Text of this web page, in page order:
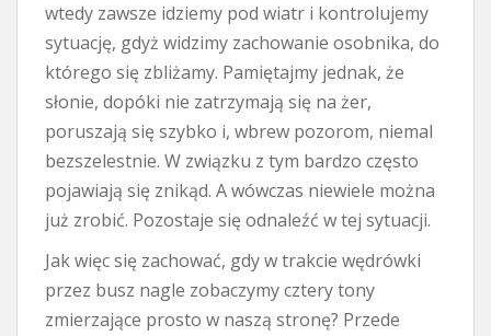
wtedy zawsze idziemy pod wiatr i kontrolujemy
sytuację, gdyż widzimy zachowanie osobnika, do
którego się zbliżamy. Pamiętajmy jednak, że
słonie, dopóki nie zatrzymają się na żer,
poruszają się szybko i, wbrew pozorom, niemal
bezszelestnie. W związku z tym bardzo często
pojawiają się znikąd. A wówczas niewiele można
już zrobić. Pozostaje się odnaleźć w tej sytuacji.
Jak więc się zachować, gdy w trakcie wędrówki
przez busz nagle zobaczymy cztery tony
zmierzające prosto w naszą stronę? Przede